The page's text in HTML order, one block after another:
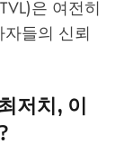
은 여전히
들의 신뢰
저치, 이